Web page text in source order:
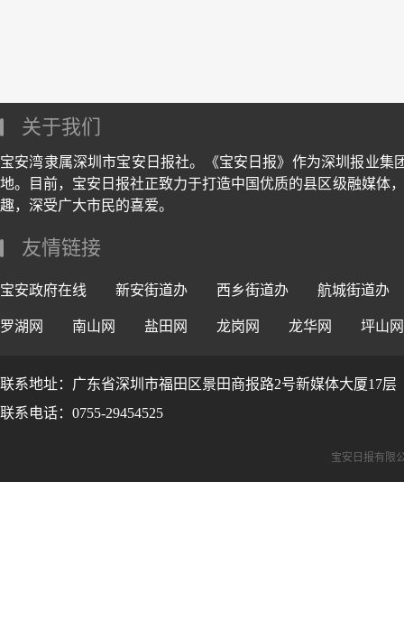
关于我们
宝安湾隶属深圳市宝安日报社。《宝安日报》作为深圳报业
地。目前，宝安日报社正致力于打造中国优质的县区级融媒体
趣，深受广大市民的喜爱。
友情链接
宝安政府在线 新安街道办 西乡街道办 航城街道办
罗湖网 南山网 盐田网 龙岗网 龙华网 坪山网
联系地址：广东省深圳市福田区景田商报路2号新媒体大厦17层
联系电话：0755-29454525
宝安日报有限